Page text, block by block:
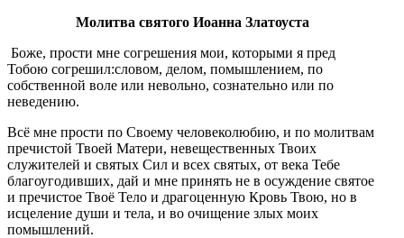
Молитва святого Иоанна Златоуста
Боже, прости мне согрешения мои, которыми я пред
Тобою согрешил:словом, делом, помышлением, по
собственной воле или невольно, сознательно или по
неведению.
Всё мне прости по Своему человеколюбию, и по молитвам
пречистой Твоей Матери, невещественных Твоих
служителей и святых Сил и всех святых, от века Тебе
благоугодивших, дай и мне принять не в осуждение святое
и пречистое Твоё Тело и драгоценную Кровь Твою, но в
исцеление души и тела, и во очищение злых моих
помышлений.